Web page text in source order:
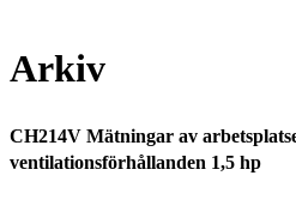
Arkiv
CH214V Mätningar av
ventilationsförhållanden 1,5 hp